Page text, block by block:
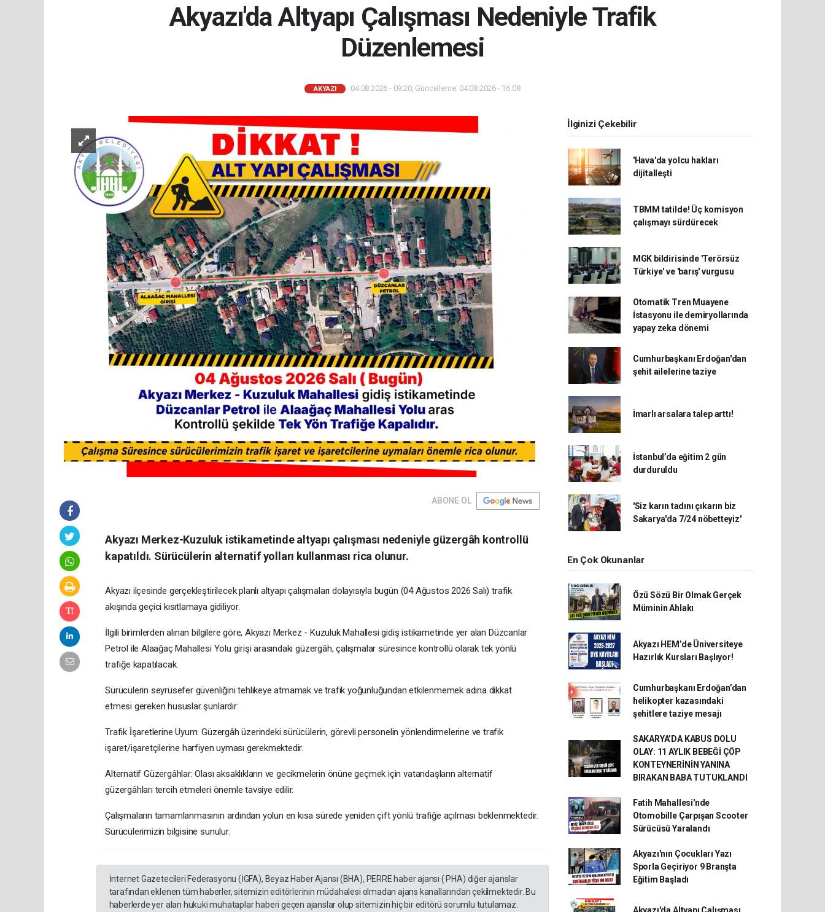
Akyazı'da Altyapı Çalışması Nedeniyle Trafik
Düzenlemesi
AKYAZI 04.08.2026 - 09:20, Güncelleme: 04.08.2026 - 16:08
ABONE OL
Akyazı Merkez-Kuzuluk istikametinde altyapı çalışması nedeniyle güzergâh kontrollü
kapatıldı. Sürücülerin alternatif yolları kullanması rica olunur.
Akyazı ilçesinde gerçekleştirilecek planlı altyapı çalışmaları dolayısıyla bugün (04 Ağustos 2026 Salı) trafik
akışında geçici kısıtlamaya gidiliyor.
​İlgili birimlerden alınan bilgilere göre, Akyazı Merkez - Kuzuluk Mahallesi gidiş istikametinde yer alan Düzcanlar
Petrol ile Alaağaç Mahallesi Yolu girişi arasındaki güzergâh, çalışmalar süresince kontrollü olarak tek yönlü
trafiğe kapatılacak.
​Sürücülerin seyrüsefer güvenliğini tehlikeye atmamak ve trafik yoğunluğundan etkilenmemek adına dikkat
etmesi gereken hususlar şunlardır:
​Trafik İşaretlerine Uyum: Güzergâh üzerindeki sürücülerin, görevli personelin yönlendirmelerine ve trafik
işaret/işaretçilerine harfiyen uyması gerekmektedir.
​Alternatif Güzergâhlar: Olası aksaklıkların ve gecikmelerin önüne geçmek için vatandaşların alternatif
güzergâhları tercih etmeleri önemle tavsiye edilir.
​Çalışmaların tamamlanmasının ardından yolun en kısa sürede yeniden çift yönlü trafiğe açılması beklenmektedir.
Sürücülerimizin bilgisine sunulur.
İnternet Gazetecileri Federasyonu (İGFA), Beyaz Haber Ajansı (BHA), PERRE haber ajansı ( PHA) diğer ajanslar
tarafından eklenen tüm haberler, sitemizin editörlerinin müdahalesi olmadan ajans kanallarından çekilmektedir. Bu
haberlerde yer alan hukuki muhataplar haberi geçen ajanslar olup sitemizin hiç bir editörü sorumlu tutulamaz.
İlginizi Çekebilir
'Hava'da yolcu hakları
dijitalleşti
TBMM tatilde! Üç komisyon
çalışmayı sürdürecek
MGK bildirisinde 'Terörsüz
Türkiye' ve 'barış' vurgusu
Otomatik Tren Muayene
İstasyonu ile demiryollarında
yapay zeka dönemi
Cumhurbaşkanı Erdoğan'dan
şehit ailelerine taziye
İmarlı arsalara talep arttı!
İstanbul’da eğitim 2 gün
durduruldu
'Siz karın tadını çıkarın biz
Sakarya'da 7/24 nöbetteyiz'
En Çok Okunanlar
Özü Sözü Bir Olmak Gerçek
Müminin Ahlakı
Akyazı HEM’de Üniversiteye
Hazırlık Kursları Başlıyor!
Cumhurbaşkanı Erdoğan’dan
helikopter kazasındaki
şehitlere taziye mesajı
SAKARYA’DA KABUS DOLU
OLAY: 11 AYLIK BEBEĞİ ÇÖP
KONTEYNERİNİN YANINA
BIRAKAN BABA TUTUKLANDI
Fatih Mahallesi'nde
Otomobille Çarpışan Scooter
Sürücüsü Yaralandı
Akyazı'nın Çocukları Yazı
Sporla Geçiriyor 9 Branşta
Eğitim Başladı
Akyazı'da Altyapı Çalışması